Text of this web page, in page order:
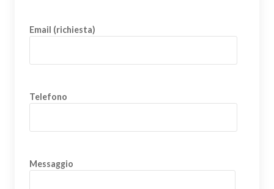
Email (richiesta)
Telefono
Messaggio